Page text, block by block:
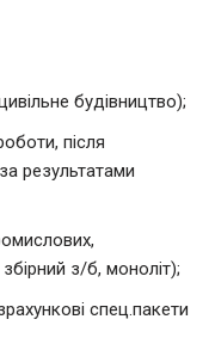
будівництво);
після
результатами
з/б, моноліт);
спец.пакети